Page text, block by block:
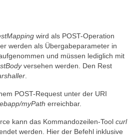
wird als POST-Operation
werden als Übergabeparameter in
und müssen lediglich mit
versehen werden. Den Rest
POST-Request unter der URI
myPath erreichbar.
kann das Kommandozeilen-Tool curl
werden. Hier der Befehl inklusive